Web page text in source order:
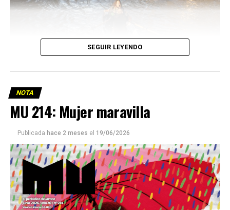
Este número 215 de MU ☝️viene con doble tapa, que
podría ser una frase:
Sin chamuyo, a remarla.
SEGUIR LEYENDO
NOTA
MU 214: Mujer maravilla
Publicada hace 2 meses el 19/06/2026